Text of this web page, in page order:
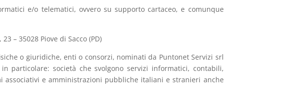
e/o telematici, ovvero su supporto cartaceo, e comunque
– 35028 Piove di Sacco (PD)
o giuridiche, enti o consorzi, nominati da Puntonet Servizi srl
società che svolgono servizi informatici, contabili,
e amministrazioni pubbliche italiani e stranieri anche